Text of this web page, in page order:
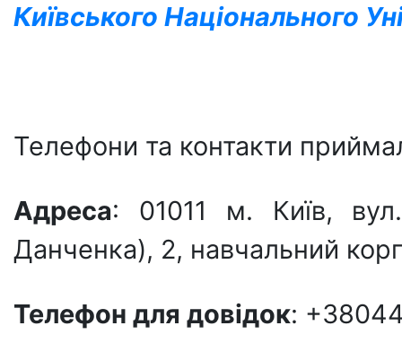
Київського Національного
Телефони та контакти
Адреса: 01011 м. Київ,
Данченка), 2, навчальний
Телефон для довiдок: